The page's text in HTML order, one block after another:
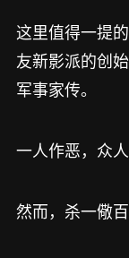
这里值得一提
友新影派的创
军事家传。
一人作恶，众人
然而，杀一儆